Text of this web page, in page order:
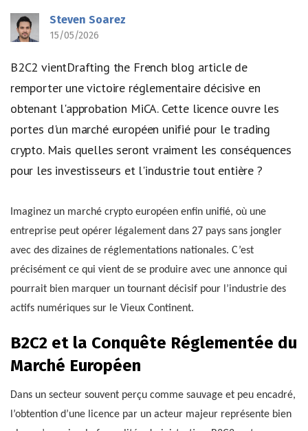
Steven Soarez
15/05/2026
B2C2 vientDrafting the French blog article de
remporter une victoire réglementaire décisive en
obtenant l'approbation MiCA. Cette licence ouvre les
portes d'un marché européen unifié pour le trading
crypto. Mais quelles seront vraiment les conséquences
pour les investisseurs et l'industrie tout entière ?
Imaginez un marché crypto européen enfin unifié, où une
entreprise peut opérer légalement dans 27 pays sans jongler
avec des dizaines de réglementations nationales. C’est
précisément ce qui vient de se produire avec une annonce qui
pourrait bien marquer un tournant décisif pour l’industrie des
actifs numériques sur le Vieux Continent.
B2C2 et la Conquête Réglementée du
Marché Européen
Dans un secteur souvent perçu comme sauvage et peu encadré,
l’obtention d’une licence par un acteur majeur représente bien